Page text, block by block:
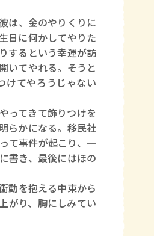
は、金のやりくりに
日に何かしてやりた
するという幸運が訪
いてやれる。そうと
けてやろうじゃない
ってきて飾りつけを
らかになる。移民社
て事件が起こり、一
書き、最後にはほの
動を抱える中東から
がり、胸にしみてい